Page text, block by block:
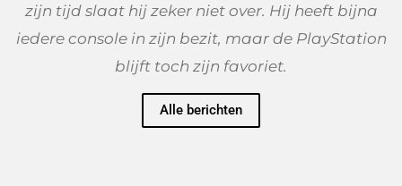
zijn tijd slaat hij zeker niet over. Hij heeft bijna
iedere console in zijn bezit, maar de PlayStation
blijft toch zijn favoriet.
Alle berichten